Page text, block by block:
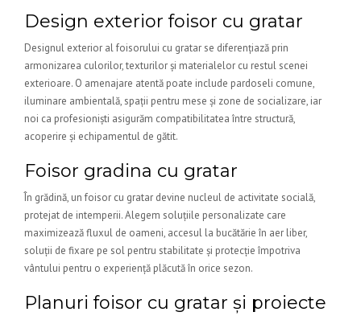
Design exterior foisor cu gratar
Designul exterior al foisorului cu gratar se diferențiază prin
armonizarea culorilor, texturilor și materialelor cu restul scenei
exterioare. O amenajare atentă poate include pardoseli comune,
iluminare ambientală, spații pentru mese și zone de socializare, iar
noi ca profesioniști asigurăm compatibilitatea între structură,
acoperire și echipamentul de gătit.
Foisor gradina cu gratar
În grădină, un foisor cu gratar devine nucleul de activitate socială,
protejat de intemperii. Alegem soluțiile personalizate care
maximizează fluxul de oameni, accesul la bucătărie în aer liber,
soluții de fixare pe sol pentru stabilitate și protecție împotriva
vântului pentru o experiență plăcută în orice sezon.
Planuri foisor cu gratar și proiecte